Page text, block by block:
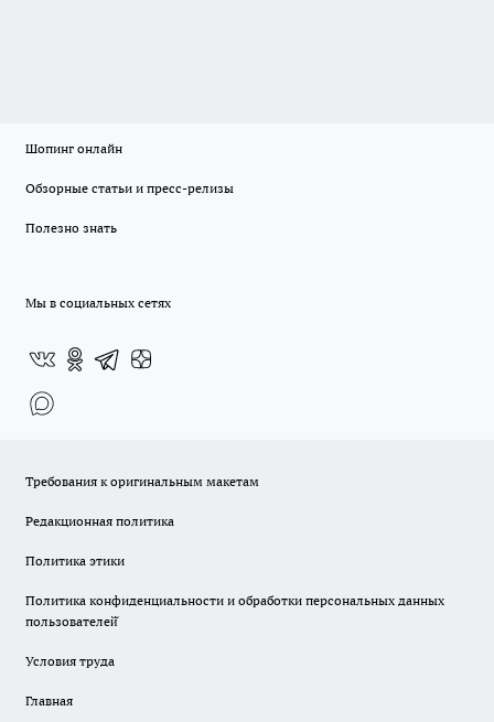
Шопинг онлайн
Обзорные статьи и пресс-релизы
Полезно знать
Мы в социальных сетях
Требования к оригинальным макетам
Редакционная политика
Политика этики
Политика конфиденциальности и обработки персональных данных
пользователей̆
Условия труда
Главная